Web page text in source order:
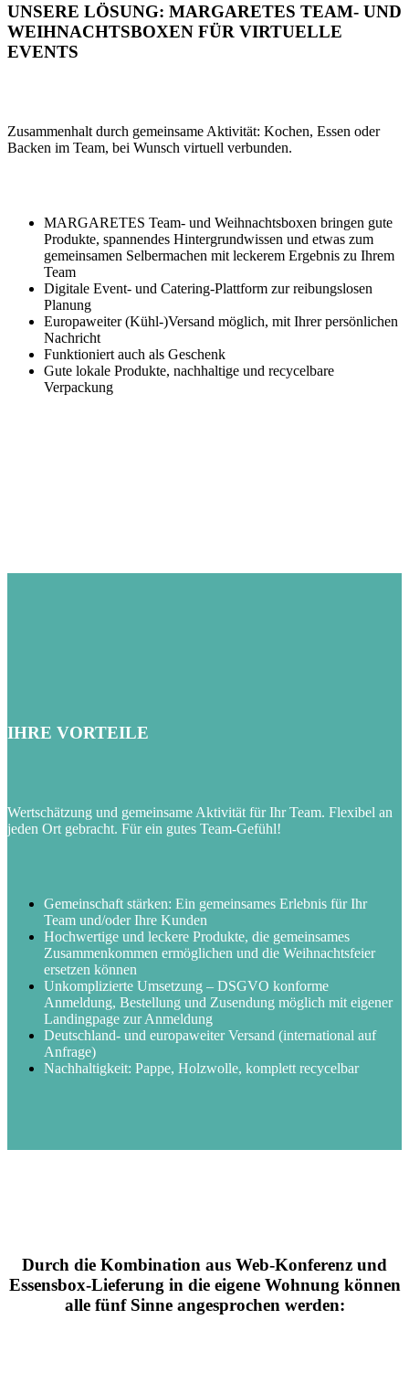
UNSERE LÖSUNG: MARGARETES TEAM- UND
WEIHNACHTSBOXEN FÜR VIRTUELLE
EVENTS
Zusammenhalt durch gemeinsame Aktivität: Kochen, Essen oder
Backen im Team, bei Wunsch virtuell verbunden.
MARGARETES Team- und Weihnachtsboxen bringen gute
Produkte, spannendes Hintergrundwissen und etwas zum
gemeinsamen Selbermachen mit leckerem Ergebnis zu Ihrem
Team
Digitale Event- und Catering-Plattform zur reibungslosen
Planung
Europaweiter (Kühl-)Versand möglich, mit Ihrer persönlichen
Nachricht
Funktioniert auch als Geschenk
Gute lokale Produkte, nachhaltige und recycelbare
Verpackung
IHRE VORTEILE
Wertschätzung und gemeinsame Aktivität für Ihr Team. Flexibel an
jeden Ort gebracht. Für ein gutes Team-Gefühl!
Gemeinschaft stärken: Ein gemeinsames Erlebnis für Ihr
Team und/oder Ihre Kunden
Hochwertige und leckere Produkte, die gemeinsames
Zusammenkommen ermöglichen und die Weihnachtsfeier
ersetzen können
Unkomplizierte Umsetzung – DSGVO konforme
Anmeldung, Bestellung und Zusendung möglich mit eigener
Landingpage zur Anmeldung
Deutschland- und europaweiter Versand (international auf
Anfrage)
Nachhaltigkeit: Pappe, Holzwolle, komplett recycelbar
Durch die Kombination aus Web-Konferenz und
Essensbox-Lieferung in die eigene Wohnung können
alle fünf Sinne angesprochen werden: